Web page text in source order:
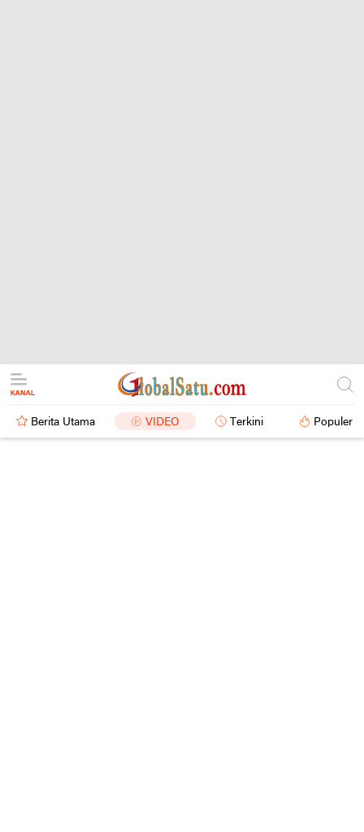
Berita Utama VIDEO Terkini Populer